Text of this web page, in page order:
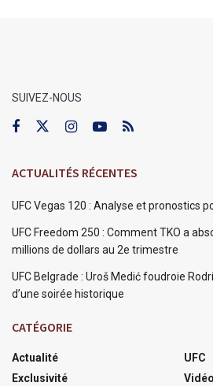
SUIVEZ-NOUS
ACTUALITÉS RÉCENTES
UFC Vegas 120 : Analyse et pronostics
UFC Freedom 250 : Comment TKO a
millions de dollars au 2e trimestre
UFC Belgrade : Uroš Medić foudroie
d’une soirée historique
CATÉGORIE
Actualité
Exclusivité
UFC
Vidéo